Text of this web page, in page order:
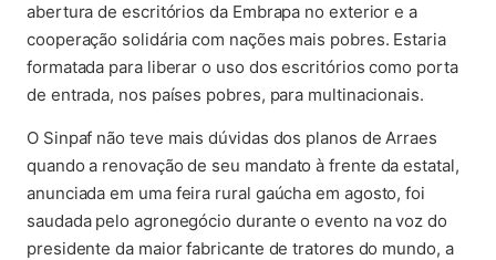
abertura de escritórios da Embrapa no exterior e a
cooperação solidária com nações mais pobres. Estaria
formatada para liberar o uso dos escritórios como porta
de entrada, nos países pobres, para multinacionais.
O Sinpaf não teve mais dúvidas dos planos de Arraes
quando a renovação de seu mandato à frente da estatal,
anunciada em uma feira rural gaúcha em agosto, foi
saudada pelo agronegócio durante o evento na voz do
presidente da maior fabricante de tratores do mundo, a